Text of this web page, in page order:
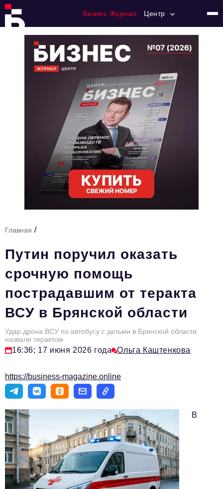
Бизнес Журнал: Центр
Регулирование
Премия "Тульский Бизнес"
История тульского предпринимательства
Тема номера
HR
Персона номера
Инфраструктура развития
Технологии и тренды
Туризм
Мероприятия
Видео
Телефон редакции:+7 495 727-01-67
Электронные почты редакции:
Информационный отдел
Главная /
Путин поручил оказать
срочную помощь
пострадавшим от теракта
ВСУ в Брянской области
Удар дрона ВСУ по автобусу с детьми в Брянской области
назвали терактом
16:36; 17 июня 2026 года Ольга Каштенкова
https://business-magazine.online
В